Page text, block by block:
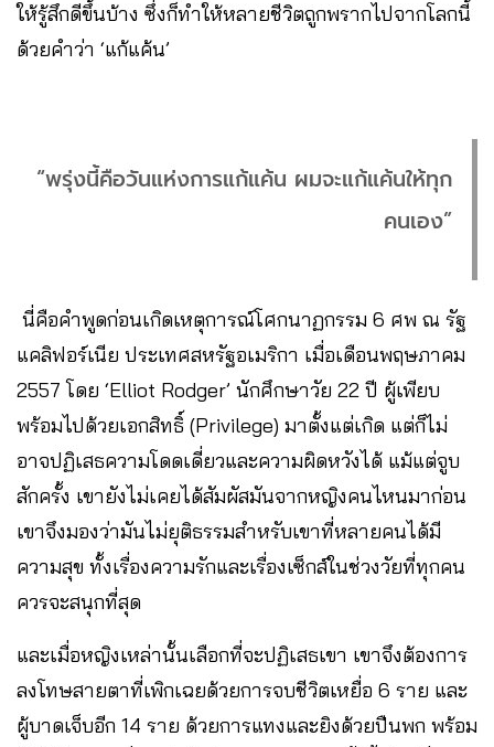
ให้รู้สึกดีขึ้นบ้าง ซึ่งก็ทำให้หลายชีวิตถูกพรากไปจากโลกนี้
ด้วยคำว่า ‘แก้แค้น’
“พรุ่งนี้คือวันแห่งการแก้แค้น ผมจะแก้แค้นให้ทุก
คนเอง”
นี่คือคำพูดก่อนเกิดเหตุการณ์โศกนาฏกรรม 6 ศพ ณ รัฐ
แคลิฟอร์เนีย ประเทศสหรัฐอเมริกา เมื่อเดือนพฤษภาคม
2557 โดย ‘Elliot Rodger’ นักศึกษาวัย 22 ปี ผู้เพียบ
พร้อมไปด้วยเอกสิทธิ์ (Privilege) มาตั้งแต่เกิด แต่ก็ไม่
อาจปฏิเสธความโดดเดี่ยวและความผิดหวังได้ แม้แต่จูบ
สักครั้ง เขายังไม่เคยได้สัมผัสมันจากหญิงคนไหนมาก่อน
เขาจึงมองว่ามันไม่ยุติธรรมสำหรับเขาที่หลายคนได้มี
ความสุข ทั้งเรื่องความรักและเรื่องเซ็กส์ในช่วงวัยที่ทุกคน
ควรจะสนุกที่สุด
และเมื่อหญิงเหล่านั้นเลือกที่จะปฏิเสธเขา เขาจึงต้องการ
ลงโทษสายตาที่เพิกเฉยด้วยการจบชีวิตเหยื่อ 6 ราย และ
ผู้บาดเจ็บอีก 14 ราย ด้วยการแทงและยิงด้วยปืนพก พร้อม